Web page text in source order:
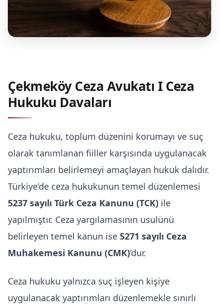
Arabuluculuk Hizmeti
Üsküdar Boşanma Avukatı
Çekmeköy Ceza Avukatı I Ceza
Hukuku Davaları
Ceza hukuku, toplum düzenini korumayı ve suç
olarak tanımlanan fiiller karşısında uygulanacak
yaptırımları belirlemeyi amaçlayan hukuk dalıdır.
Türkiye’de ceza hukukunun temel düzenlemesi
5237 sayılı Türk Ceza Kanunu (TCK) ile
yapılmıştır. Ceza yargılamasının usulünü
belirleyen temel kanun ise 5271 sayılı Ceza
Muhakemesi Kanunu (CMK)’dur.
Ceza hukuku yalnızca suç işleyen kişiye
uygulanacak yaptırımları düzenlemekle sınırlı